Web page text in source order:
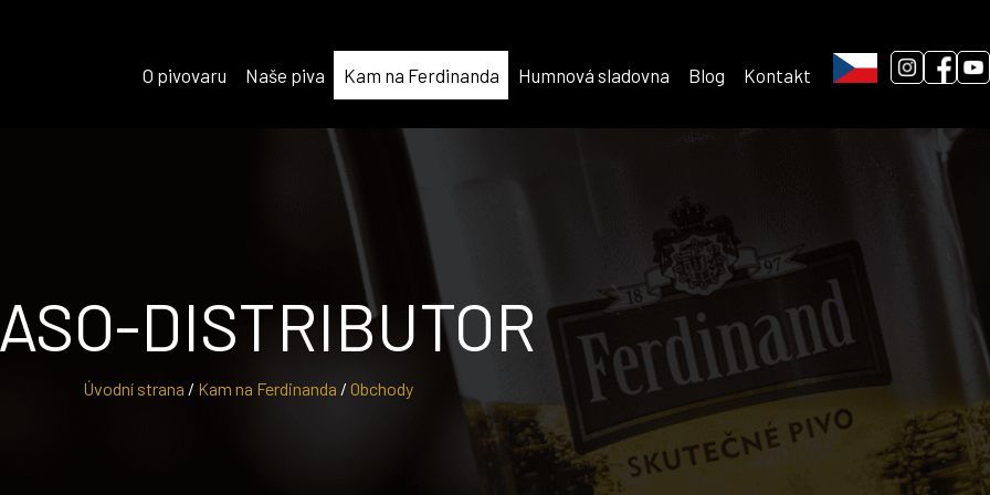
O pivovaru Naše piva Kam na Ferdinanda Humnová sladovna Blog Kontakt
Úvodní strana / Kam na Ferdinanda / Obchody
DISTRIBUTOR